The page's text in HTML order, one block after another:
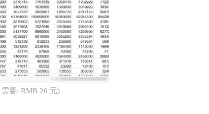
要: RMB 20 元)